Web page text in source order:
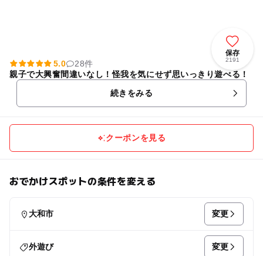
保存
2191
5.0
28件
親子で大興奮間違いなし！怪我を気にせず思いっきり遊べる！
続きをみる
クーポンを見る
おでかけスポットの条件を変える
大和市 変更
外遊び 変更